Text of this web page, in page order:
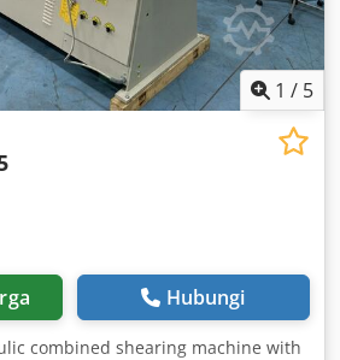
1 / 5
Hubungi
combined shearing machine with